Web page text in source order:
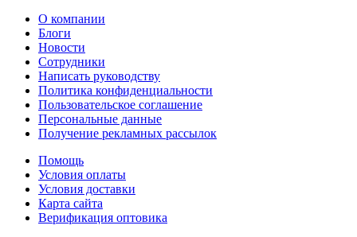
О компании
Блоги
Новости
Сотрудники
Написать руководству
Политика конфиденциальности
Пользовательское соглашение
Персональные данные
Получение рекламных рассылок
Помощь
Условия оплаты
Условия доставки
Карта сайта
Верификация оптовика